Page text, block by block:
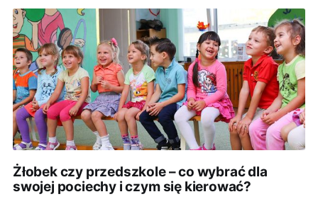
Żłobek czy przedszkole – co wybrać dla
swojej pociechy i czym się kierować?